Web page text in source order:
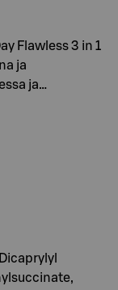
Flawless 3 in 1
ja
ja…